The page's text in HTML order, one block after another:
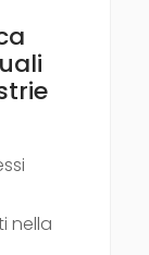
nella